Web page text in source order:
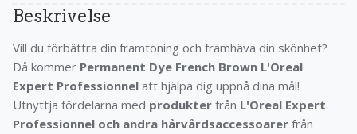
Beskrivelse
Vill du förbättra din framtoning och framhäva din skönhet?
Då kommer Permanent Dye French Brown L'Oreal
Expert Professionnel att hjälpa dig uppnå dina mål!
Utnyttja fördelarna med produkter från L'Oreal Expert
Professionnel och andra hårvårdsaccessoarer från